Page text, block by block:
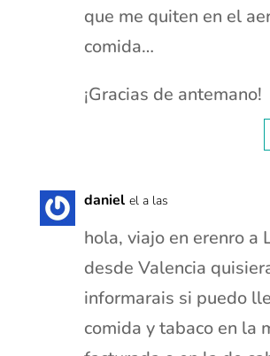
que me quiten en el
comida…
¡Gracias de antemano!
daniel el a las
hola, viajo en erenro a
desde Valencia
informarais si puedo
comida y tabaco en la